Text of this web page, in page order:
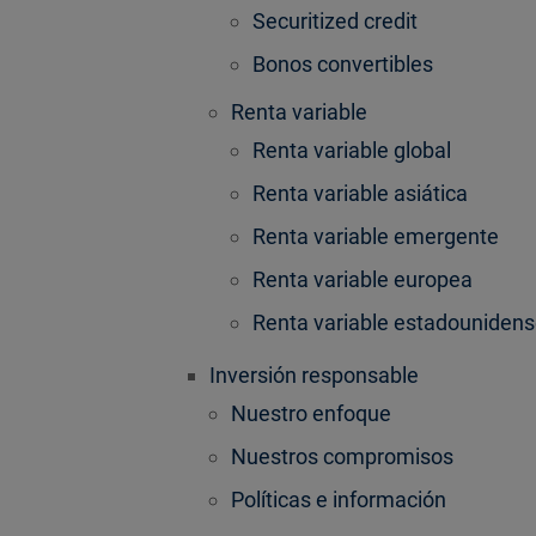
Securitized credit
Bonos convertibles
Renta variable
Renta variable global
Renta variable asiática
Renta variable emergente
Renta variable europea
Renta variable
Inversión responsable
Nuestro enfoque
Nuestros compromisos
Políticas e información